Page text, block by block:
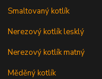
Smaltovaný kotlík
Nerezový kotlík lesklý
Nerezový kotlík matný
Měděný kotlík